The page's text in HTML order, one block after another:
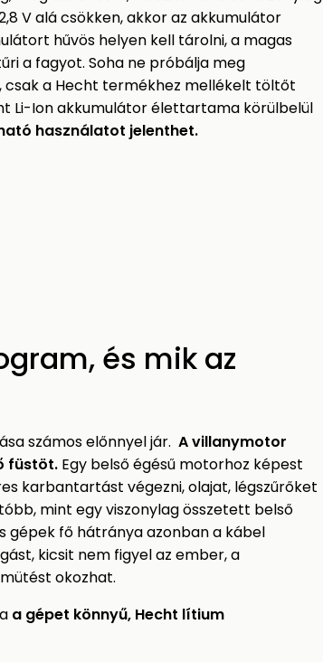
V alá csökken, akkor az akkumulátor
hűvös helyen kell tárolni, a magas
a fagyot. Soha ne próbálja meg
a Hecht termékhez mellékelt töltőt
Li-Ion akkumulátor élettartama körülbelül
használatot jelenthet.
és mik az
számos előnnyel jár. A villanymotor
füstöt. Egy belső égésű motorhoz képest
karbantartást végezni, olajat, légszűrőket
mint egy viszonylag összetett belső
gépek fő hátránya azonban a kábel
kicsit nem figyel az ember, a
okozhat.
a gépet könnyű, Hecht lítium